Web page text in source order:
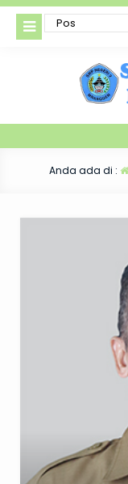
Anda ada di :